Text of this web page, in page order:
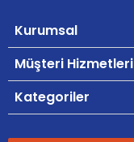
Kurumsal
Müşteri Hizmetleri
Kategoriler